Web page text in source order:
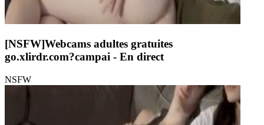
[NSFW]Webcams adultes gratuites
go.xlirdr.com?campai - En direct
NSFW